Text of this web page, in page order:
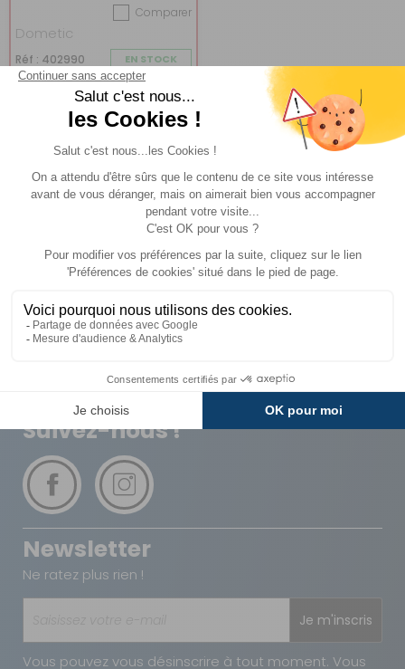
Comparer
Dometic
Réf : 402990 EN STOCK
Livraison Paiements
Avantages
Suivez-nous !
Newsletter
Ne ratez plus rien !
Je m'inscris
Vous pouvez vous désinscrire à tout moment. Vous